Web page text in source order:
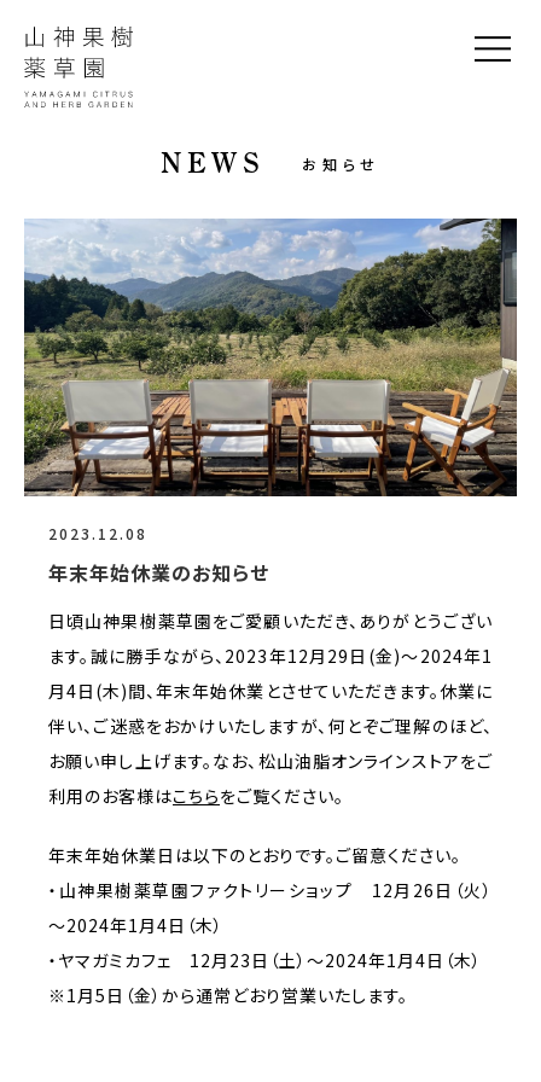
NEWS お知らせ
2023.12.08
年末年始休業のお知らせ
日頃山神果樹薬草園をご愛顧いただき、ありがとうござい
ます。誠に勝手ながら、2023年12月29日(金)～2024年1
月4日(木)間、年末年始休業とさせていただきます。休業に
伴い、ご迷惑をおかけいたしますが、何とぞご理解のほど、
お願い申し上げます。なお、松山油脂オンラインストアをご
利用のお客様はこちらをご覧ください。
年末年始休業日は以下のとおりです。ご留意ください。
・山神果樹薬草園ファクトリーショップ 12月26日（火）
～2024年1月4日（木）
・ヤマガミカフェ 12月23日（土）～2024年1月4日（木）
※1月5日（金）から通常どおり営業いたします。